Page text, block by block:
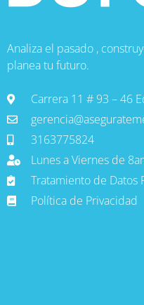
Analiza el pasado ,
planea tu futuro.
Carrera 11 # 93 – 46
3163775824
Lunes a Viernes de
Tratamiento de Datos
Política de Privacidad